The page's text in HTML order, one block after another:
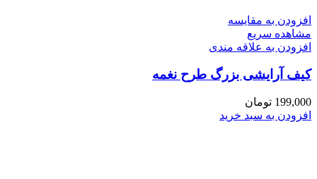
افزودن به مقایسه
مشاهده سریع
افزودن به علاقه مندی
کیف آرایشی بزرگ طرح نغمه
199,000 تومان
افزودن به سبد خرید